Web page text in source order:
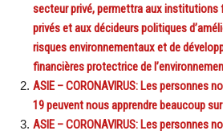
secteur privé, permettra aux institutions
privés et aux décideurs politiques
risques environnementaux et de
financières protectrice de
ASIE – CORONAVIRUS: Les personnes
19 peuvent nous apprendre beaucoup
ASIE – CORONAVIRUS: Les personnes